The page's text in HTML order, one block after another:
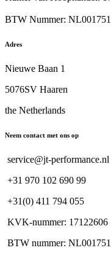
BTW Nummer:
Adres
Nieuwe Baan 1
5076SV Haaren
the Netherlands
Neem contact met ons op
service@jt-performance.nl
+31 970 102 690 99
+31(0) 411 794 055
KVK-nummer: 17122606
BTW nummer: